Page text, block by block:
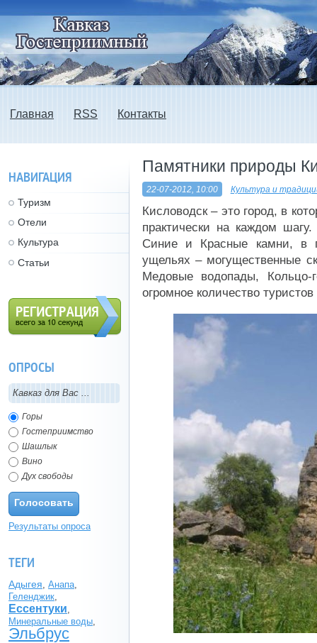
Главная RSS Контакты
Памятники природы
22-07-2012, 10:00 Культура и
Кисловодск – это город, в
практически на каждом
Синие и Красные камни, в
ущельях – могущественные
Медовые водопады, Кольцо-
огромное количество туристов
НАВИГАЦИЯ
Туризм
Отели
Культура
Статьи
ОПРОСЫ
Кавказ для Вас ...
Горы
Гостеприимство
Шашлык
Вино
Дух свободы
Голосовать
Результаты опроса
ТЕГИ
Адыгея Анапа
Геленджик
Ессентуки
Минеральные воды
Эльбрус